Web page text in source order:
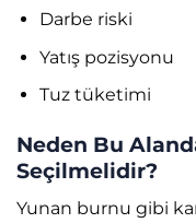
Darbe riski
Yatış pozisyonu
Tuz tüketimi
Neden Bu
Seçilmelidir?
Yunan burnu gibi